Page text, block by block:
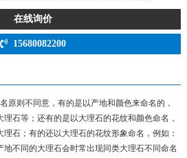
在线询价
15680082200
原则不同意，有的是以产地和颜色来命名的，
石等；还有的是以大理石的花纹和颜色命名，
石；有的还以大理石的花纹形象命名，例如：
不同的大理石会时常出现同类大理石不同命名